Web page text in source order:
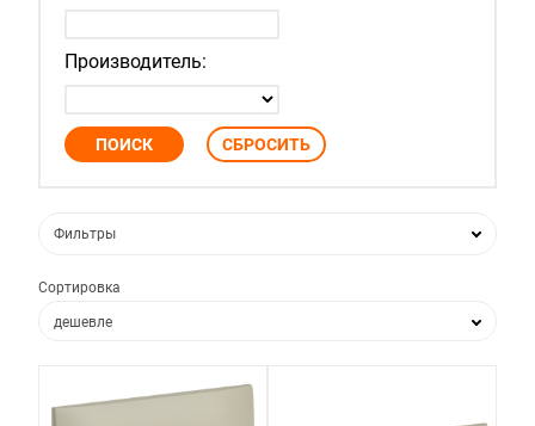
Производитель:
Фильтры
Сортировка
дешевле
по популярности